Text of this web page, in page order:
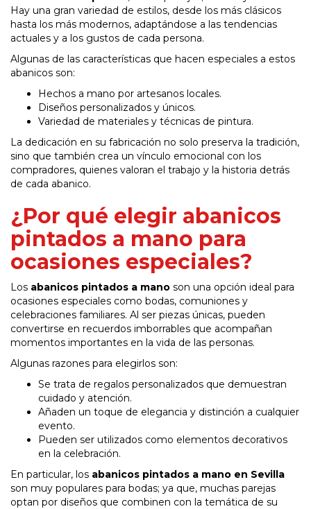
Hay una gran variedad de estilos, desde los más clásicos
hasta los más modernos, adaptándose a las tendencias
actuales y a los gustos de cada persona.
Algunas de las características que hacen especiales a estos
abanicos son:
Hechos a mano por artesanos locales.
Diseños personalizados y únicos.
Variedad de materiales y técnicas de pintura.
La dedicación en su fabricación no solo preserva la tradición,
sino que también crea un vínculo emocional con los
compradores, quienes valoran el trabajo y la historia detrás
de cada abanico.
¿Por qué elegir abanicos
pintados a mano para
ocasiones especiales?
Los abanicos pintados a mano son una opción ideal para
ocasiones especiales como bodas, comuniones y
celebraciones familiares. Al ser piezas únicas, pueden
convertirse en recuerdos imborrables que acompañan
momentos importantes en la vida de las personas.
Algunas razones para elegirlos son:
Se trata de regalos personalizados que demuestran
cuidado y atención.
Añaden un toque de elegancia y distinción a cualquier
evento.
Pueden ser utilizados como elementos decorativos
en la celebración.
En particular, los abanicos pintados a mano en Sevilla
son muy populares para bodas; ya que, muchas parejas
optan por diseños que combinen con la temática de su